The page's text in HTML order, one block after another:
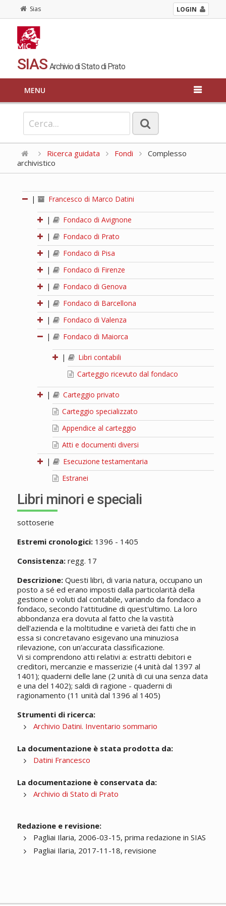
Sias LOGIN
SIAS Archivio di Stato di Prato
MENU
Ricerca guidata Fondi
Complesso
archivistico
| Francesco di Marco Datini
|
Fondaco di Avignone
|
Fondaco di Prato
|
Fondaco di Pisa
|
Fondaco di Firenze
|
Fondaco di Genova
|
Fondaco di Barcellona
|
Fondaco di Valenza
|
Fondaco di Maiorca
|
Libri contabili
Carteggio ricevuto dal fondaco
|
Carteggio privato
Carteggio specializzato
Appendice al carteggio
Atti e documenti diversi
|
Esecuzione testamentaria
Estranei
Libri minori e speciali
sottoserie
Estremi cronologici:1396 - 1405
Consistenza:regg. 17
Descrizione:Questi libri, di varia natura, occupano un
posto a sé ed erano imposti dalla particolarità della
gestione o voluti dal contabile, variando da fondaco a
fondaco, secondo l'attitudine di quest'ultimo. La loro
abbondanza era dovuta al fatto che la vastità
dell'azienda e la moltitudine e varietà dei fatti che in
essa si concretavano esigevano una minuziosa
rilevazione, con un'accurata classificazione.
Vi si comprendono atti relativi a: estratti debitori e
creditori, mercanzie e masserizie (4 unità dal 1397 al
1401); quaderni delle lane (2 unità di cui una senza data
e una del 1402); saldi di ragione - quaderni di
ragionamento (11 unità dal 1396 al 1405)
Strumenti di ricerca:
Archivio Datini. Inventario sommario
La documentazione è stata prodotta da:
Datini Francesco
La documentazione è conservata da:
Archivio di Stato di Prato
Redazione e revisione:
Pagliai Ilaria, 2006-03-15, prima redazione in SIAS
Pagliai Ilaria, 2017-11-18, revisione